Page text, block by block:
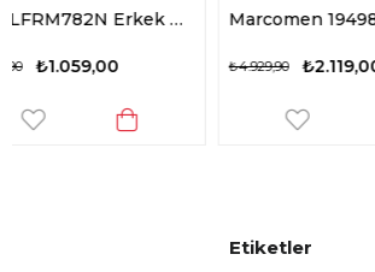
Marcomen 19498 Erkek Hakiki Deri Casual Ayakkabı Siyah
₺4.929,90 ₺4.329,90
Etiketler